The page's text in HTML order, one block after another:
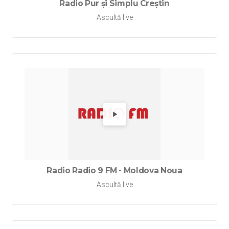
Radio Pur și Simplu Creștin
Ascultă live
Redă
Radio Radio 9 FM - Moldova Noua
Ascultă live